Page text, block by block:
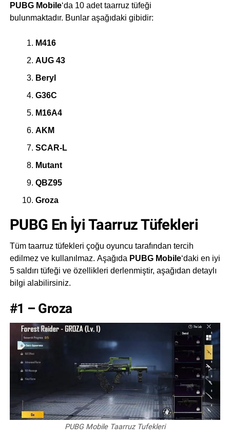
PUBG Mobile‘da 10 adet taarruz tüfeği
bulunmaktadır. Bunlar aşağıdaki gibidir:
M416
AUG 43
Beryl
G36C
M16A4
AKM
SCAR-L
Mutant
QBZ95
Groza
PUBG En İyi Taarruz Tüfekleri
Tüm taarruz tüfekleri çoğu oyuncu tarafından tercih
edilmez ve kullanılmaz. Aşağıda PUBG Mobile‘daki en iyi
5 saldırı tüfeği ve özellikleri derlenmiştir, aşağıdan detaylı
bilgi alabilirsiniz.
#1 – Groza
PUBG Mobile Taarruz Tufekleri